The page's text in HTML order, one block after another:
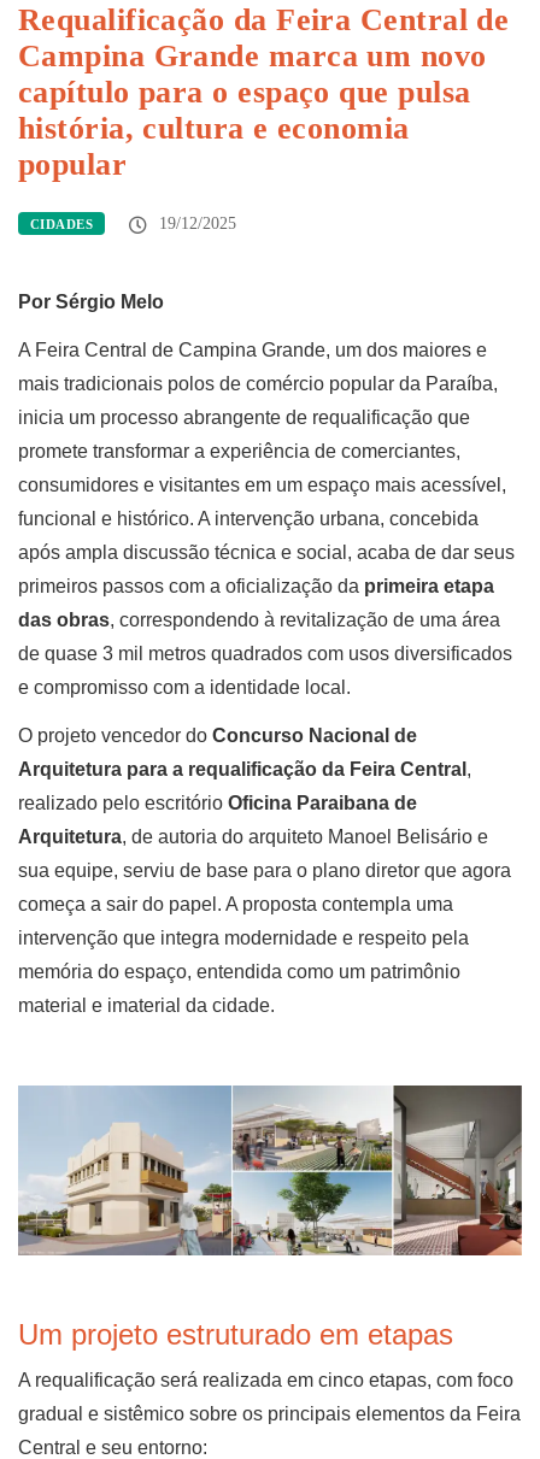
Requalificação da Feira Central de
Campina Grande marca um novo
capítulo para o espaço que pulsa
história, cultura e economia
popular
CIDADES 19/12/2025
Por Sérgio Melo
A Feira Central de Campina Grande, um dos maiores e
mais tradicionais polos de comércio popular da Paraíba,
inicia um processo abrangente de requalificação que
promete transformar a experiência de comerciantes,
consumidores e visitantes em um espaço mais acessível,
funcional e histórico. A intervenção urbana, concebida
após ampla discussão técnica e social, acaba de dar seus
primeiros passos com a oficialização da primeira etapa
das obras, correspondendo à revitalização de uma área
de quase 3 mil metros quadrados com usos diversificados
e compromisso com a identidade local.
O projeto vencedor do Concurso Nacional de
Arquitetura para a requalificação da Feira Central ,
realizado pelo escritório Oficina Paraibana de
Arquitetura, de autoria do arquiteto Manoel Belisário e
sua equipe, serviu de base para o plano diretor que agora
começa a sair do papel. A proposta contempla uma
intervenção que integra modernidade e respeito pela
memória do espaço, entendida como um patrimônio
material e imaterial da cidade.
Um projeto estruturado em etapas
A requalificação será realizada em cinco etapas, com foco
gradual e sistêmico sobre os principais elementos da Feira
Central e seu entorno: